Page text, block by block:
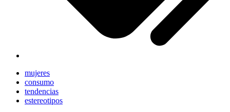
mujeres
consumo
tendencias
estereotipos